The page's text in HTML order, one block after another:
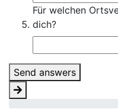
Für welchen
dich?
Send answers